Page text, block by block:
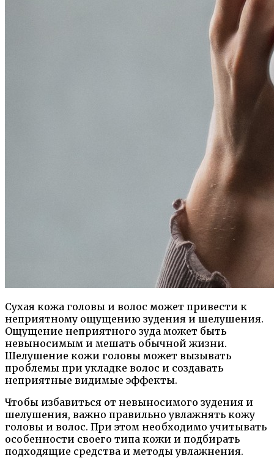
Сухая кожа головы и волос может привести к
неприятному ощущению зудения и шелушения.
Ощущение неприятного зуда может быть
невыносимым и мешать обычной жизни.
Шелушение кожи головы может вызывать
проблемы при укладке волос и создавать
неприятные видимые эффекты.
Чтобы избавиться от невыносимого зудения и
шелушения, важно правильно увлажнять кожу
головы и волос. При этом необходимо учитывать
особенности своего типа кожи и подбирать
подходящие средства и методы увлажнения.